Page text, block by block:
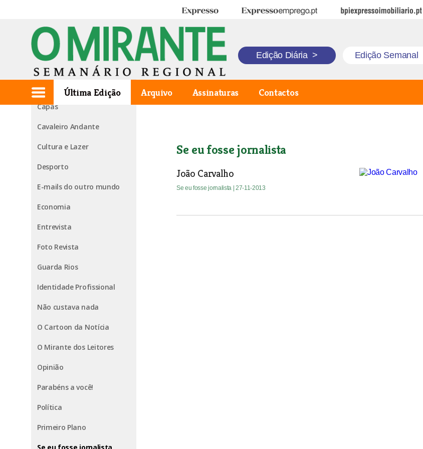
Expresso Expresso Emprego BPI Expresso Imobiliário
Edição Diária > Edição Semanal
Última Edição Arquivo Assinaturas Contactos
1ª página
Agora falo eu
Capas
Cavaleiro Andante
Cultura e Lazer
Desporto
E-mails do outro mundo
Economia
Entrevista
Foto Revista
Guarda Rios
Identidade Profissional
Não custava nada
O Cartoon da Notícia
O Mirante dos Leitores
Opinião
Parabéns a você!
Política
Primeiro Plano
Se eu fosse jornalista
João Carvalho
Se eu fosse jornalista | 27-11-2013